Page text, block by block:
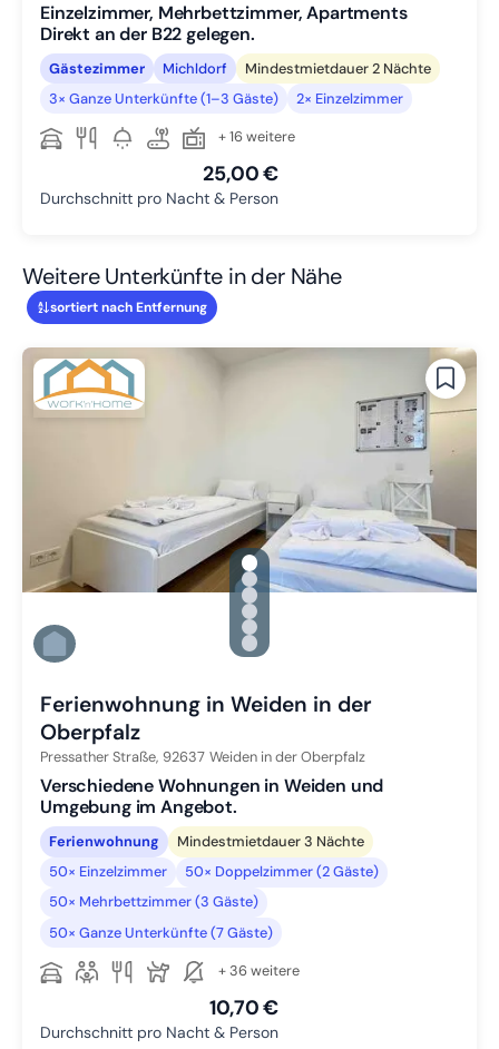
Einzelzimmer, Mehrbettzimmer, Apartments
Direkt an der B22 gelegen.
Gästezimmer Michldorf
Mindestmietdauer 2 Nächte
3× Ganze Unterkünfte (1–3 Gäste)
2× Einzelzimmer
+ 16 weitere
25,00 €
Durchschnitt pro Nacht & Person
Weitere Unterkünfte in der Nähe
sortiert nach Entfernung
gallery.slide_selector
Zu Slide 1 wechseln
Zu Slide 2 wechseln
Zu Slide 3 wechseln
Zu Slide 4 wechseln
Zu Slide 5 wechseln
Zu Slide 6 wechseln
Ferienwohnung in Weiden in der
Oberpfalz
Pressather Straße, 92637 Weiden in der Oberpfalz
Verschiedene Wohnungen in Weiden und
Umgebung im Angebot.
Ferienwohnung
Mindestmietdauer 3 Nächte
50× Einzelzimmer
50× Doppelzimmer (2 Gäste)
50× Mehrbettzimmer (3 Gäste)
50× Ganze Unterkünfte (7 Gäste)
+ 36 weitere
10,70 €
Durchschnitt pro Nacht & Person